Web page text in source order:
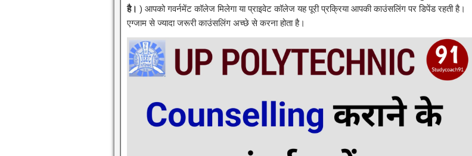
है। ) आपको गवर्नमेंट कॉलेज मिलेगा या प्राइवेट कॉलेज यह पूरी प्रक्रिया आपकी काउंसलिंग पर डिपेंड रहती है।
एग्जाम से ज्यादा जरूरी काउंसलिंग अच्छे से करना होता है।